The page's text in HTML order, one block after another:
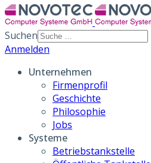
Suchen
Anmelden
Unternehmen
Firmenprofil
Geschichte
Philosophie
Jobs
Systeme
Betriebstankstelle